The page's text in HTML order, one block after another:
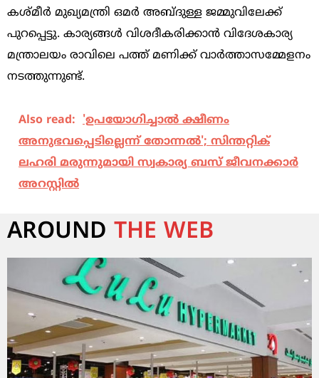
കശ്മീര്‍ മുഖ്യമന്ത്രി ഒമര്‍ അബ്ദുള്ള ജമ്മുവിലേക്ക്
പുറപ്പെട്ടു. കാര്യങ്ങള്‍ വിശദീകരിക്കാന്‍ വിദേശകാര്യ
മന്ത്രാലയം രാവിലെ പത്ത് മണിക്ക് വാര്‍ത്താസമ്മേളനം
നടത്തുന്നുണ്ട്.
Also read: 'ഉപയോഗിച്ചാല്‍ ക്ഷീണം
അനുഭവപ്പെടില്ലെന്ന് തോന്നല്‍'; സിന്തറ്റിക്
ലഹരി മരുന്നുമായി സ്വകാര്യ ബസ് ജീവനക്കാര്‍
അറസ്റ്റില്‍
AROUND THE WEB